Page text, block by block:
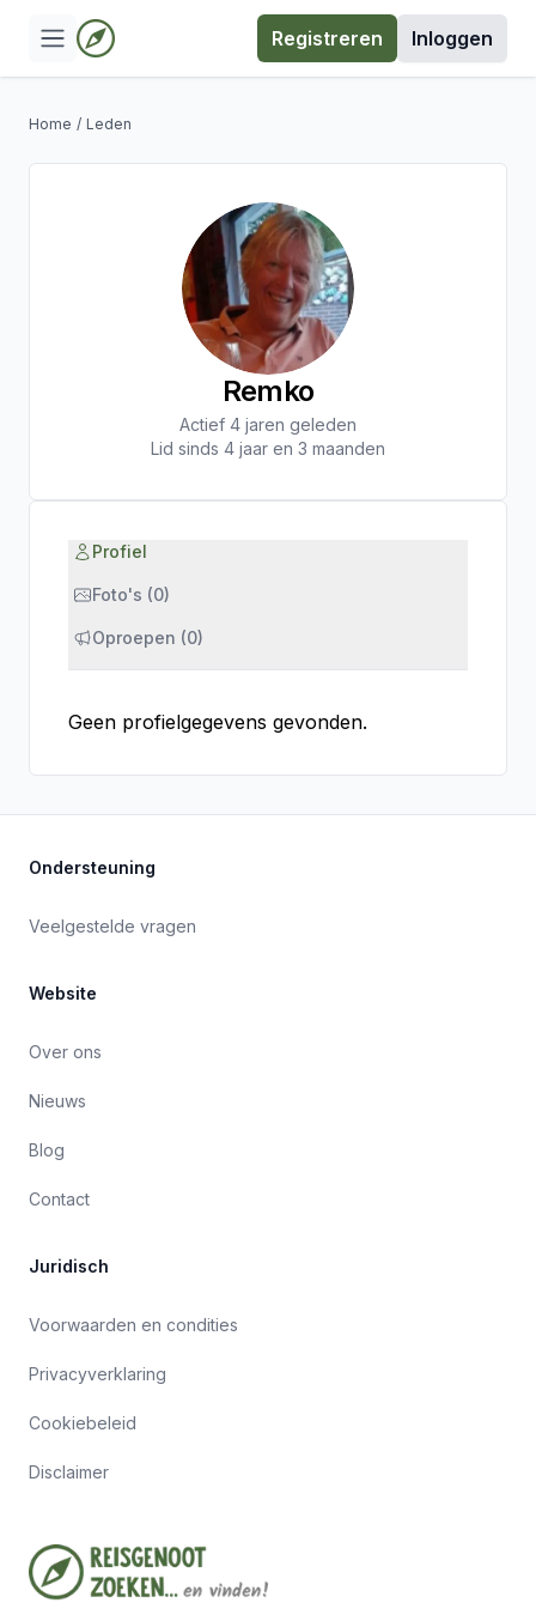
Registreren Inloggen
Home / Leden
Remko
Actief 4 jaren geleden
Lid sinds 4 jaar en 3 maanden
Profiel
Foto's (0)
Oproepen (0)
Geen profielgegevens gevonden.
Ondersteuning
Veelgestelde vragen
Website
Over ons
Nieuws
Blog
Contact
Juridisch
Voorwaarden en condities
Privacyverklaring
Cookiebeleid
Disclaimer